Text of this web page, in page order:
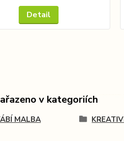
Detail
v kategoriích
MALBA